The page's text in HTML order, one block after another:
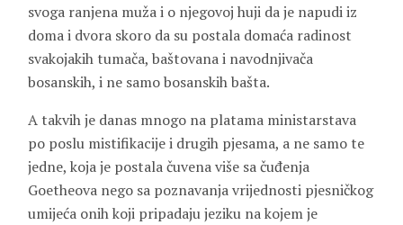
svoga ranjena muža i o njegovoj huji da je napudi iz
doma i dvora skoro da su postala domaća radinost
svakojakih tumača, baštovana i navodnjivača
bosanskih, i ne samo bosanskih bašta.
A takvih je danas mnogo na platama ministarstava
po poslu mistifikacije i drugih pjesama, a ne samo te
jedne, koja je postala čuvena više sa čuđenja
Goetheova nego sa poznavanja vrijednosti pjesničkog
umijeća onih koji pripadaju jeziku na kojem je